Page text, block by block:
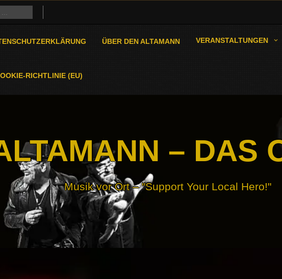
ÜBER DEN ALTAMANN VERANSTALTUNGEN
RICHTLINIE (EU)
– DAS
Musik vor Ort – "Support Your Local Hero!"